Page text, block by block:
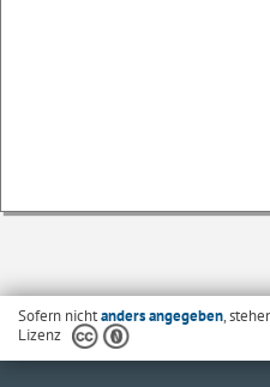
Sofern nichtanders angegeben,
Lizenz